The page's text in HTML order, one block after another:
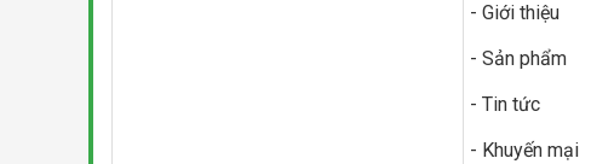
- Giới thiệu
- Sản phẩm
- Tin tức
- Khuyến mại